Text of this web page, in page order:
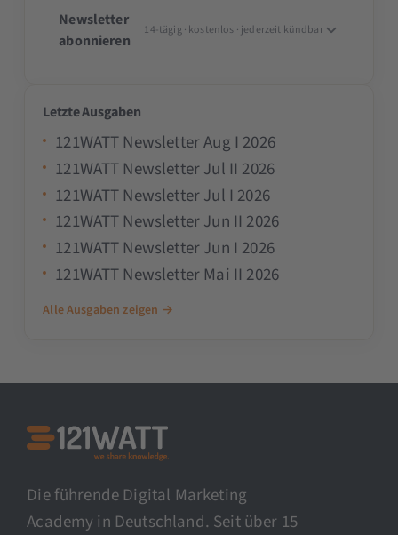
Newsletter
abonnieren
14-tägig · kostenlos · jederzeit kündbar
Letzte Ausgaben
121WATT Newsletter Aug I 2026
121WATT Newsletter Jul II 2026
121WATT Newsletter Jul I 2026
121WATT Newsletter Jun II 2026
121WATT Newsletter Jun I 2026
121WATT Newsletter Mai II 2026
Alle Ausgaben zeigen →
Die führende Digital Marketing
Academy in Deutschland. Seit über 15